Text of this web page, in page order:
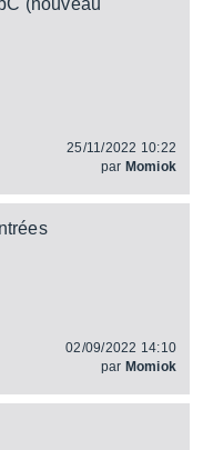
(nouveau
25/11/2022 10:22
par Momiok
02/09/2022 14:10
par Momiok